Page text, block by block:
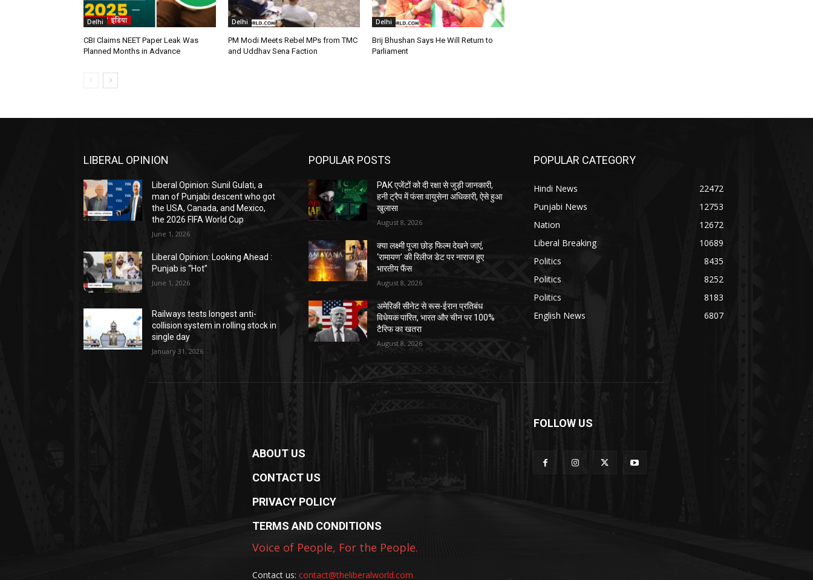
Delhi
CBI Claims NEET Paper Leak Was
Planned Months in Advance
Delhi
PM Modi Meets Rebel MPs from TMC
and Uddhav Sena Faction
Delhi
Brij Bhushan Says He Will Return to
Parliament
LIBERAL OPINION
Liberal Opinion: Sunil Gulati, a
man of Punjabi descent who got
the USA, Canada, and Mexico,
the 2026 FIFA World Cup
June 1, 2026
Liberal Opinion: Looking Ahead :
Punjab is “Hot”
June 1, 2026
Railways tests longest anti-
collision system in rolling stock in
single day
January 31, 2026
POPULAR POSTS
PAK एजेंटों को दी रक्षा से जुड़ी जानकारी,
हनी ट्रैप में फंसा वायुसेना अधिकारी, ऐसे हुआ
खुलासा
August 8, 2026
क्या लक्ष्मी पूजा छोड़ फिल्म देखने जाएं,
‘रामायण’ की रिलीज डेट पर नाराज हुए
भारतीय फैंस
August 8, 2026
अमेरिकी सीनेट से रूस-ईरान प्रतिबंध
विधेयक पारित, भारत और चीन पर 100%
टैरिफ का खतरा
August 8, 2026
POPULAR CATEGORY
Hindi News
22472
Punjabi News
12753
Nation
12672
Liberal Breaking
10689
Politics
8435
Politics
8252
Politics
8183
English News
6807
ABOUT US
CONTACT US
PRIVACY POLICY
TERMS AND CONDITIONS
Voice of People, For the People.
Contact us: contact@theliberalworld.com
FOLLOW US